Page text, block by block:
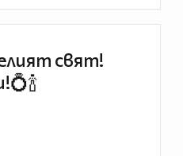
свят!